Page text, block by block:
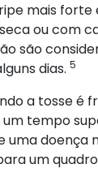
mais
ou com
são
dias. 5
a tosse é
tempo
uma doença
um